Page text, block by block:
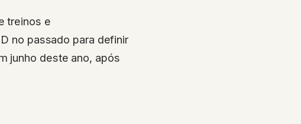
treinos e
no passado para definir
junho deste ano, após